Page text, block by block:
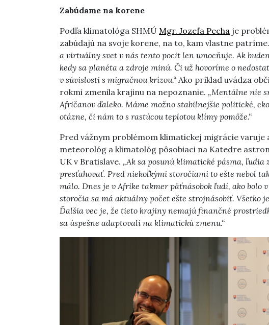
Zabúdame na korene
Podľa klimatológa SHMÚ Mgr. Jozefa Pecha je
zabúdajú na svoje korene, na to, kam vlastne patríme.
a virtuálny svet v nás tento pocit len umocňuje. Ak
kedy sa planéta a zdroje minú. Či už hovoríme o
v súvislosti s migračnou krízou.“ Ako príklad uvádza
rokmi zmenila krajinu na nepoznanie. „Mentálne nie
Afričanov ďaleko. Máme možno stabilnejšie politické,
otázne, či nám to s rastúcou teplotou klímy pomôže.“
Pred vážnym problémom klimatickej migrácie varuje
meteorológ a klimatológ pôsobiaci na Katedre
UK v Bratislave. „Ak sa posunú klimatické pásma,
presťahovať. Pred niekoľkými storočiami to ešte nebol
málo. Dnes je v Afrike takmer päťnásobok ľudí, ako bolo
storočia sa má aktuálny počet ešte strojnásobiť. Všetko
Ďalšia vec je, že tieto krajiny nemajú finančné
sa úspešne adaptovali na klimatickú zmenu.“